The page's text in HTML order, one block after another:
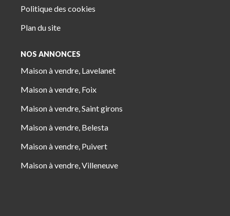
Politique des cookies
Plan du site
NOS ANNONCES
Maison à vendre, Lavelanet
Maison à vendre, Foix
Maison à vendre, Saint girons
Maison à vendre, Belesta
Maison à vendre, Puivert
Maison à vendre, Villeneuve